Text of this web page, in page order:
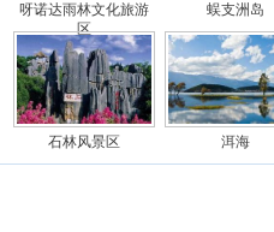
呀诺达雨林文化旅游
区
蜈支洲岛
石林风景区 洱海